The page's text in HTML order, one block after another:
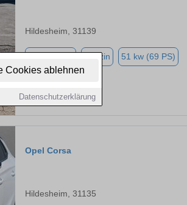
Cookies ablehnen
Datenschutzerklärung
Hildesheim, 31139
Benzin 51 kw (69 PS)
Opel Corsa
Hildesheim, 31135